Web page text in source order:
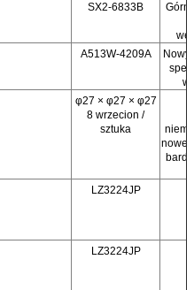
SX2-6833B
A513W-4209A
Nowy
φ27 × φ27 × φ27
8 wrzecion /
sztuka
nowej
LZ3224JP
LZ3224JP